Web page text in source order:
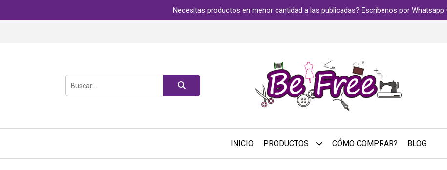
Necesitas productos en menor cantidad a las publicadas? Escríbenos por Whatsapp
INICIO PRODUCTOS CÓMO COMPRAR? BLOG